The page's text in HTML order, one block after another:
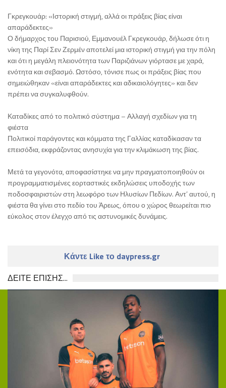
Γκρεγκουάρ: «Ιστορική στιγμή, αλλά οι πράξεις βίας είναι
απαράδεκτες»
Ο δήμαρχος του Παρισιού, Εμμανουέλ Γκρεγκουάρ, δήλωσε ότι η
νίκη της Παρί Σεν Ζερμέν αποτελεί μια ιστορική στιγμή για την πόλη
και ότι η μεγάλη πλειονότητα των Παριζιάνων γιόρτασε με χαρά,
ενότητα και σεβασμό. Ωστόσο, τόνισε πως οι πράξεις βίας που
σημειώθηκαν «είναι απαράδεκτες και αδικαιολόγητες» και δεν
πρέπει να συγκαλυφθούν.
Καταδίκες από το πολιτικό σύστημα – Αλλαγή σχεδίων για τη
φιέστα
Πολιτικοί παράγοντες και κόμματα της Γαλλίας καταδίκασαν τα
επεισόδια, εκφράζοντας ανησυχία για την κλιμάκωση της βίας.
Μετά τα γεγονότα, αποφασίστηκε να μην πραγματοποιηθούν οι
προγραμματισμένες εορταστικές εκδηλώσεις υποδοχής των
ποδοσφαιριστών στη λεωφόρο των Ηλυσίων Πεδίων. Αντ’ αυτού, η
φιέστα θα γίνει στο πεδίο του Άρεως, όπου ο χώρος θεωρείται πιο
εύκολος στον έλεγχο από τις αστυνομικές δυνάμεις.
Κάντε Like το daypress.gr
ΔΕΙΤΕ ΕΠΙΣΗΣ...